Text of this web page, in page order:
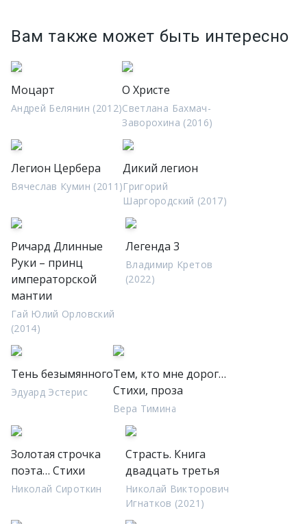
Вам также может быть интересно
Моцарт
Андрей Белянин (2012)
О Христе
Светлана Бахмач-
Заворохина (2016)
Легион Цербера
Вячеслав Кумин (2011)
Дикий легион
Григорий
Шаргородский (2017)
Ричард Длинные
Руки – принц
императорской
мантии
Гай Юлий Орловский
(2014)
Легенда 3
Владимир Кретов
(2022)
Тень безымянного
Эдуард Эстерис
Тем, кто мне дорог…
Стихи, проза
Вера Тимина
Золотая строчка
поэта… Стихи
Николай Сироткин
Страсть. Книга
двадцать третья
Николай Викторович
Игнатков (2021)